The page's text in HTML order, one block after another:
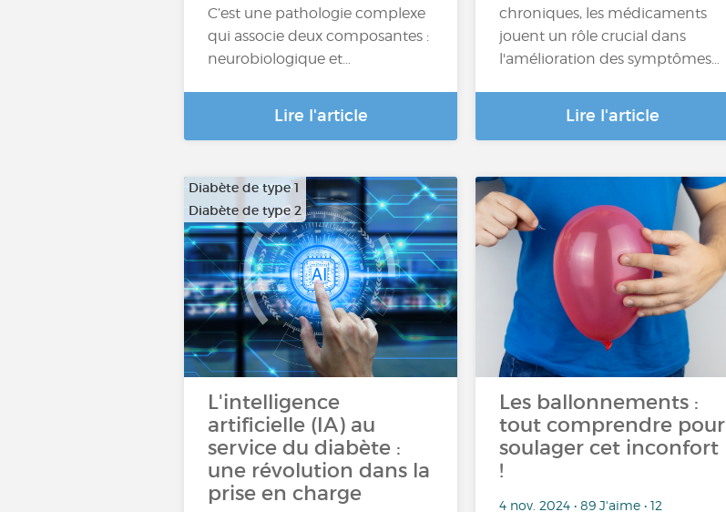
C’est une pathologie complexe
qui associe deux composantes :
neurobiologique et…
Lire l'article
chroniques, les médicaments
jouent un rôle crucial dans
l'amélioration des symptômes…
Lire l'article
Diabète de type 1
Diabète de type 2
L'intelligence
artificielle (IA) au
service du diabète :
une révolution dans la
prise en charge
Les ballonnements :
tout comprendre pour
soulager cet inconfort
!
4 nov. 2024 • 89 J'aime • 12